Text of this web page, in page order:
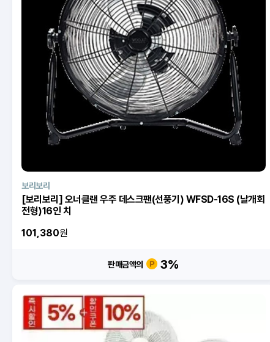
보리보리
[보리보리] 오너클랜 우주 데스크팬(선풍기) WFSD-16S (날개회
전형)16인 치
101,380원
판매금액의 3%